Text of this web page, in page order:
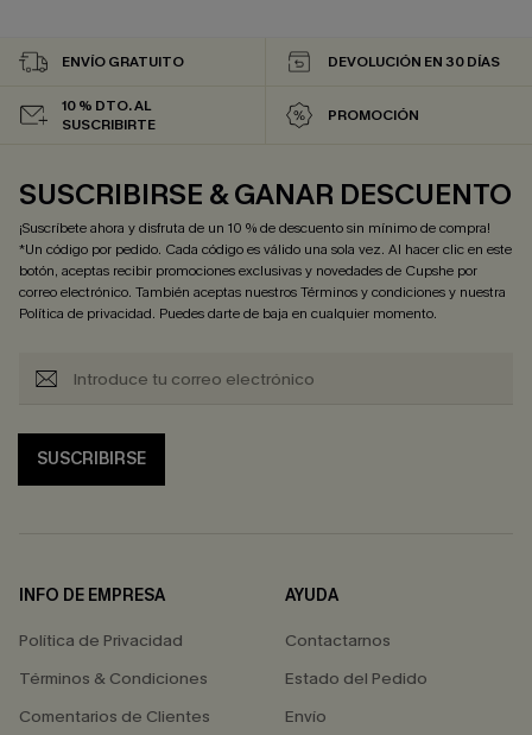
ENVÍO GRATUITO DEVOLUCIÓN EN 30 DÍAS
10 % DTO. AL
SUSCRIBIRTE
PROMOCIÓN
SUSCRIBIRSE & GANAR DESCUENTO
¡Suscríbete ahora y disfruta de un 10 % de descuento sin mínimo de compra!
*Un código por pedido. Cada código es válido una sola vez. Al hacer clic en este
botón, aceptas recibir promociones exclusivas y novedades de Cupshe por
correo electrónico. También aceptas nuestrosTérminos y condicionesy nuestra
Política de privacidad. Puedes darte de baja en cualquier momento.
SUSCRIBIRSE
INFO DE EMPRESA
Política de Privacidad
Términos & Condiciones
Comentarios de Clientes
AYUDA
Contactarnos
Estado del Pedido
Envío